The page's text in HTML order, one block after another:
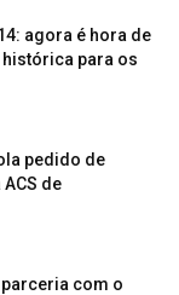
agora é hora de
para os
pedido de
de
com o